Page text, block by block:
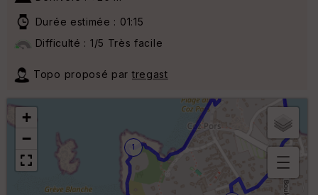
Durée estimée : 01:15
Difficulté : 1/5 Très facile
Topo proposé partregast
1
+
−
B